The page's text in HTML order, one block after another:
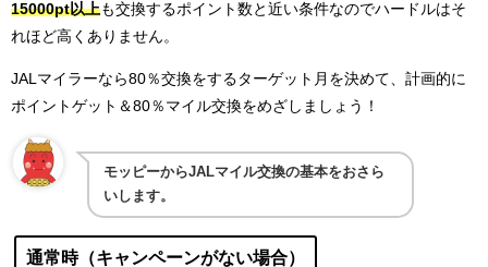
15000pt以上も交換するポイント数と近い条件なのでハードルはそ
れほど高くありません。
JALマイラーなら80％交換をするターゲット月を決めて、計画的に
ポイントゲット＆80％マイル交換をめざしましょう！
モッピーからJALマイル交換の基本をおさら
いします。
通常時（キャンペーンがない場合）